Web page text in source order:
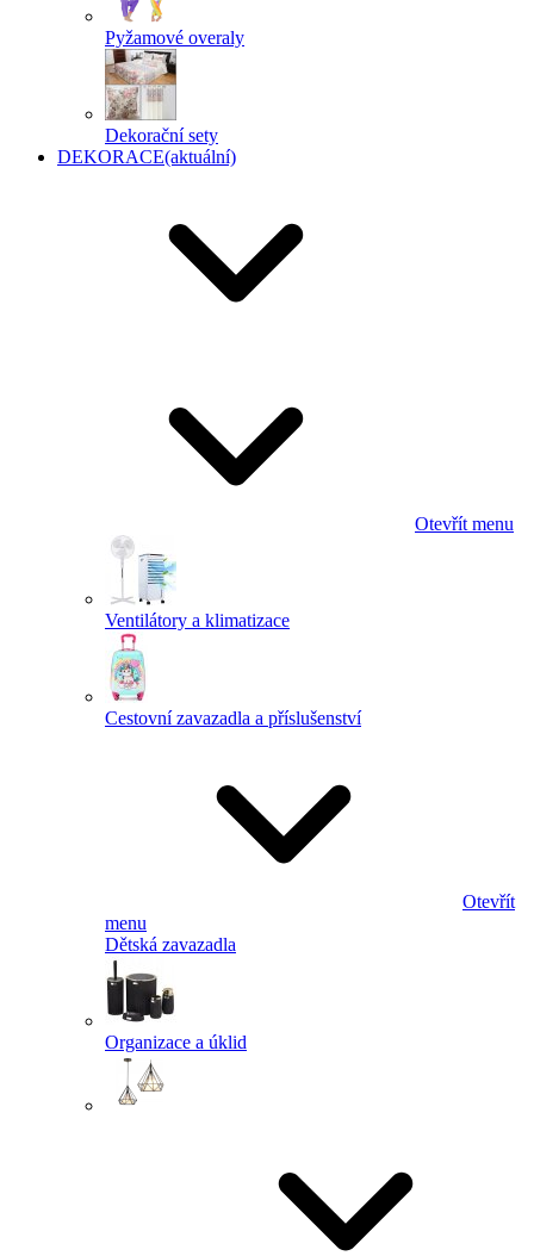
Pyžamové overaly
Dekorační sety
DEKORACE(aktuální)
Otevřít menu
Ventilátory a klimatizace
Cestovní zavazadla a příslušenství
Otevřít
menu
Dětská zavazadla
Organizace a úklid